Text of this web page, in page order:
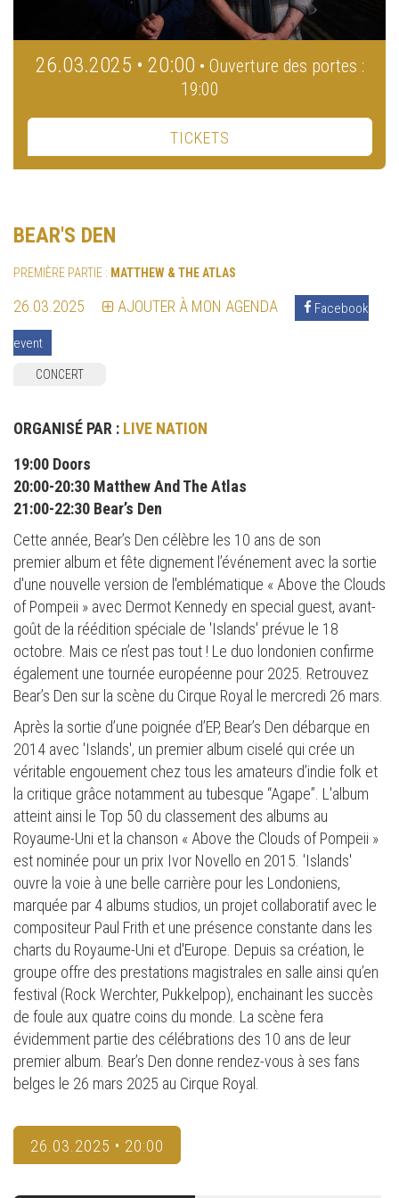
26.03.2025 • 20:00 • Ouverture des portes :
19:00
TICKETS
BEAR'S DEN
PREMIÈRE PARTIE : MATTHEW & THE ATLAS
26.03.2025 AJOUTER À MON AGENDA Facebook
event
CONCERT
ORGANISÉ PAR : LIVE NATION
19:00 Doors
20:00-20:30 Matthew And The Atlas
21:00-22:30 Bear’s Den
Cette année, Bear’s Den célèbre les 10 ans de son
premier album et fête dignement l’événement avec la sortie
d'une nouvelle version de l'emblématique « Above the Clouds
of Pompeii » avec Dermot Kennedy en special guest, avant-
goût de la réédition spéciale de 'Islands' prévue le 18
octobre. Mais ce n’est pas tout ! Le duo londonien confirme
également une tournée européenne pour 2025. Retrouvez
Bear’s Den sur la scène du Cirque Royal le mercredi 26 mars.
Après la sortie d’une poignée d’EP, Bear’s Den débarque en
2014 avec 'Islands', un premier album ciselé qui crée un
véritable engouement chez tous les amateurs d’indie folk et
la critique grâce notamment au tubesque “Agape”. L'album
atteint ainsi le Top 50 du classement des albums au
Royaume-Uni et la chanson « Above the Clouds of Pompeii »
est nominée pour un prix Ivor Novello en 2015. 'Islands'
ouvre la voie à une belle carrière pour les Londoniens,
marquée par 4 albums studios, un projet collaboratif avec le
compositeur Paul Frith et une présence constante dans les
charts du Royaume-Uni et d'Europe. Depuis sa création, le
groupe offre des prestations magistrales en salle ainsi qu’en
festival (Rock Werchter, Pukkelpop), enchainant les succès
de foule aux quatre coins du monde. La scène fera
évidemment partie des célébrations des 10 ans de leur
premier album. Bear’s Den donne rendez-vous à ses fans
belges le 26 mars 2025 au Cirque Royal.
26.03.2025 • 20:00